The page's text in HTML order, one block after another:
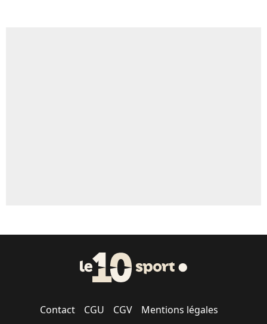
Contact CGU CGV Mentions légales